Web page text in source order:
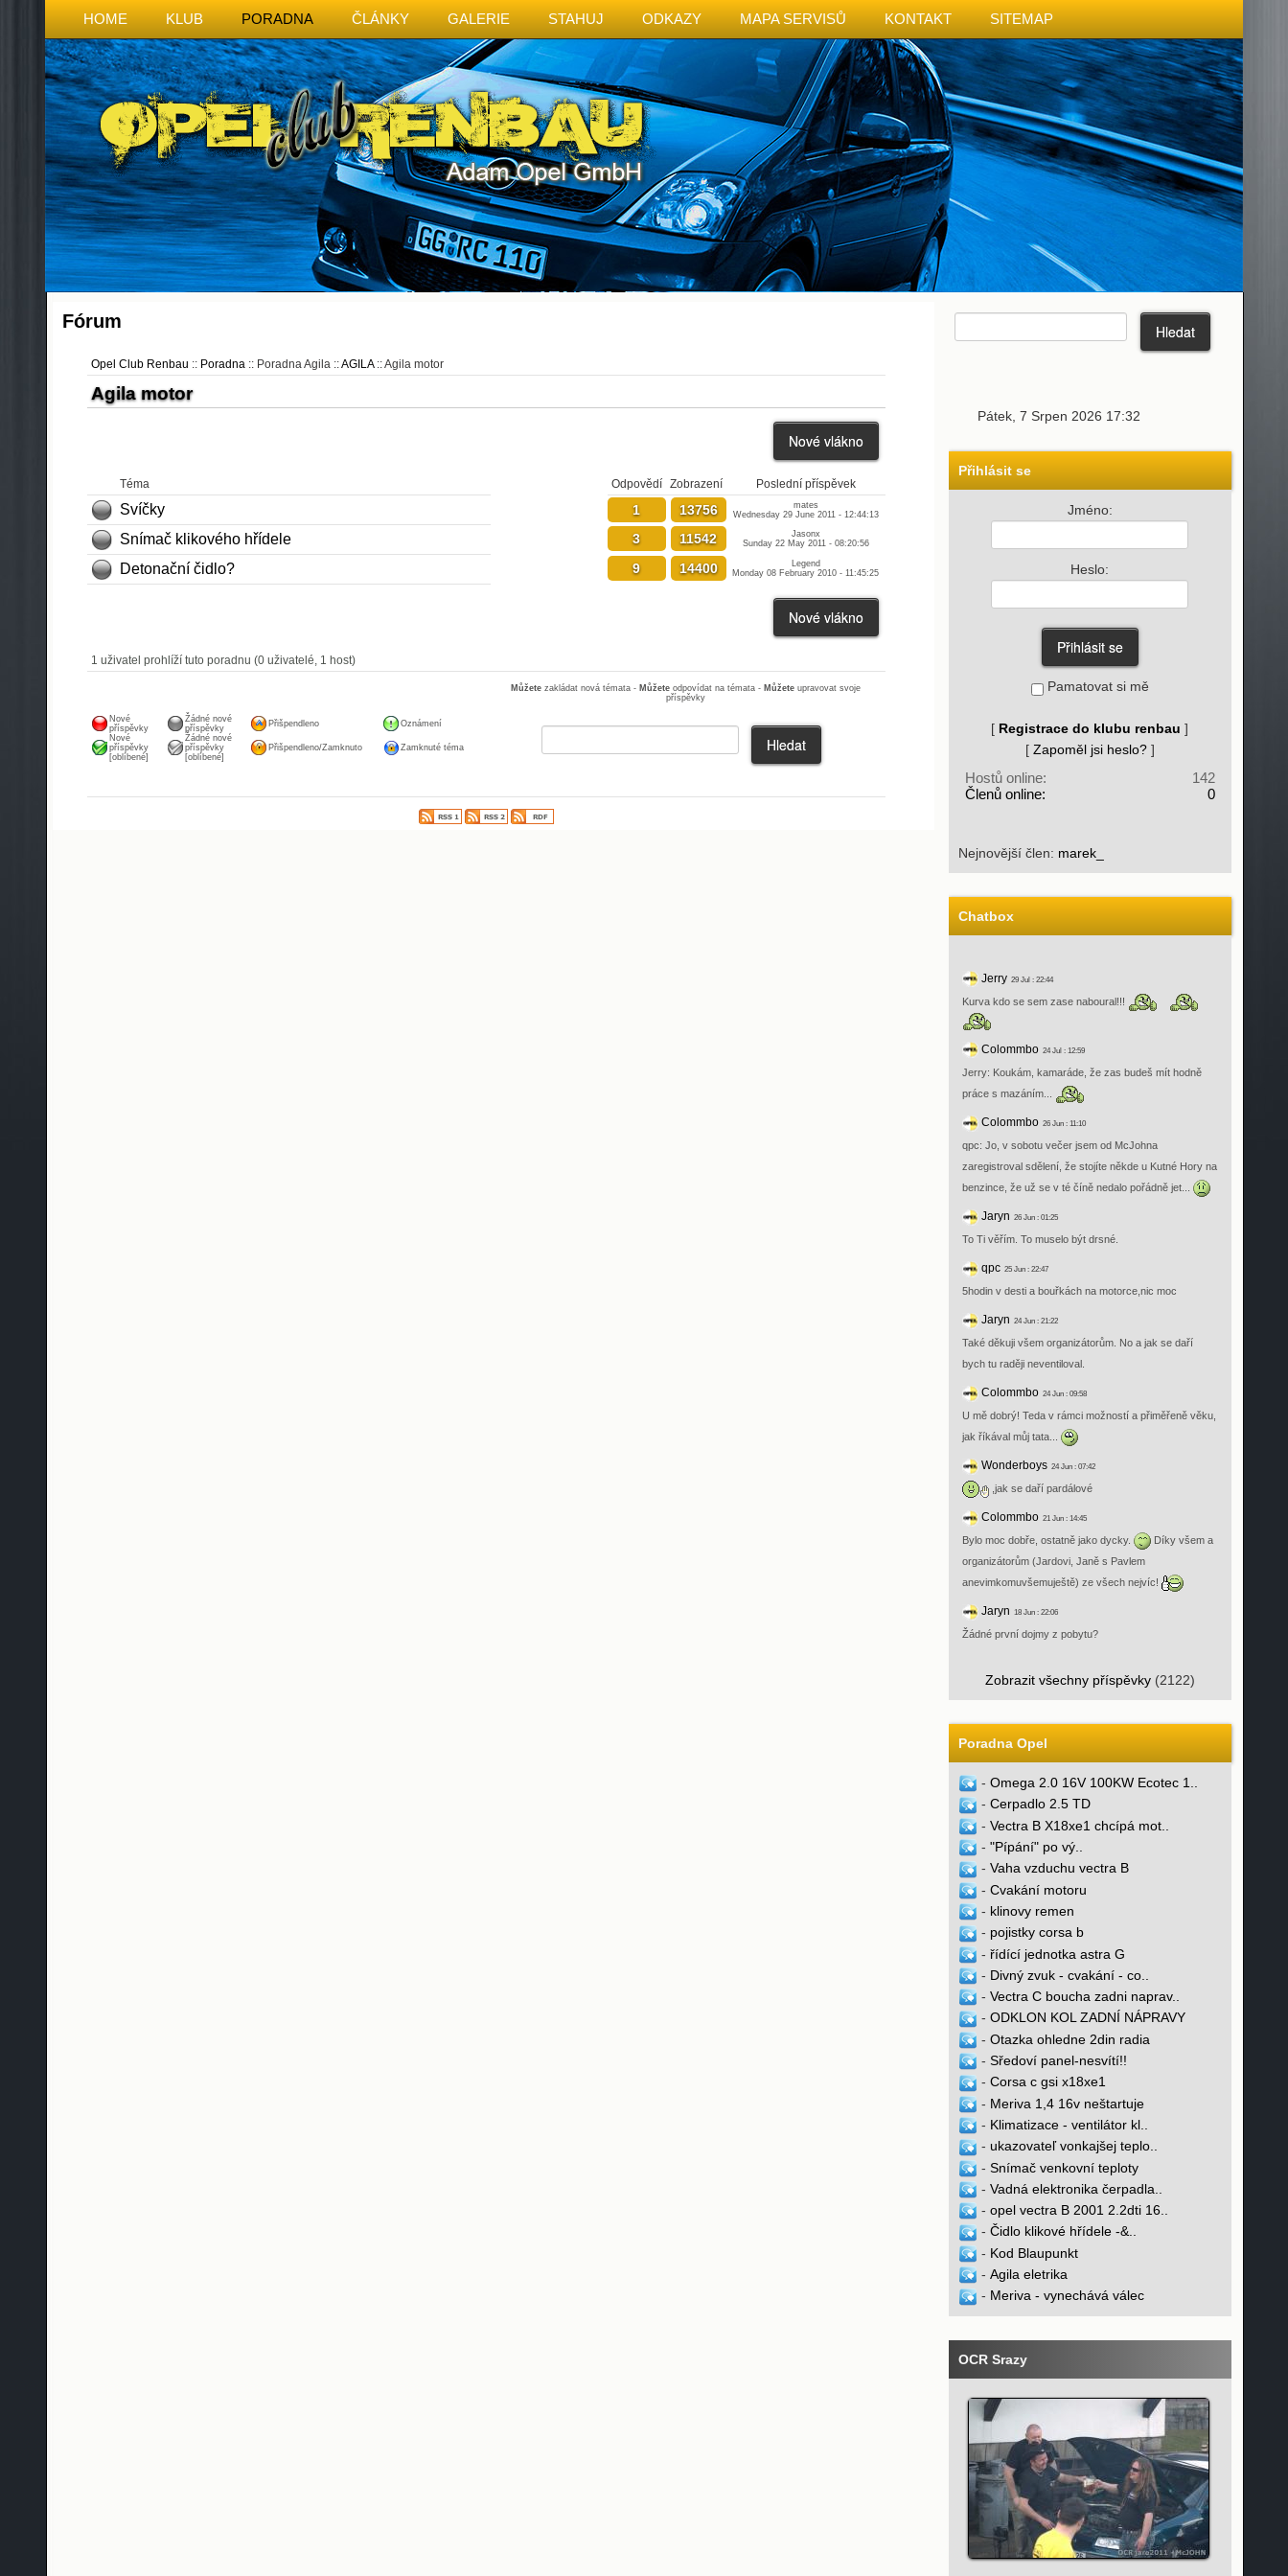
HOME KLUB PORADNA ČLÁNKY GALERIE STAHUJ ODKAZY MAPA SERVISŮ KONTAKT SITEMAP
Fórum
Opel Club Renbau :: Poradna:: Poradna Agila ::AGILA:: Agila motor
Agila motor
Téma Odpovědí Zobrazení Poslední příspěvek
Svíčky 1 13756
mates
Wednesday 29 June 2011 - 12:44:13
Snímač klikového hřídele 3 11542
Jasonx
Sunday 22 May 2011 - 08:20:56
Detonační čidlo? 9 14400
Legend
Monday 08 February 2010 - 11:45:25
1 uživatel prohlíží tuto poradnu (0 uživatelé, 1 host)
Nové
příspěvky
Žádné nové
příspěvky
Přišpendleno
Oznámení
Nové
příspěvky
[oblíbené]
Žádné nové
příspěvky
[oblíbené]
Přišpendleno/Zamknuto Zamknuté téma
Můžete zakládat nová témata - Můžete odpovídat na témata - Můžete upravovat svoje
příspěvky
Pátek, 7 Srpen 2026 17:32
Přihlásit se
Jméno:
Heslo:
Pamatovat si mě
[ Registrace do klubu renbau ]
[ Zapoměl jsi heslo?]
Hostů online:
142
Členů online:
0
Nejnovější člen: marek_
Chatbox
Jerry29 Jul : 22:44
Kurva kdo se sem zase naboural!!!
Colommbo24 Jul : 12:59
Jerry: Koukám, kamaráde, že zas budeš mít hodně
práce s mazáním...
Colommbo26 Jun : 11:10
qpc: Jo, v sobotu večer jsem od McJohna
zaregistroval sdělení, že stojíte někde u Kutné Hory na
benzince, že už se v té číně nedalo pořádně jet...
Jaryn 26 Jun : 01:25
To Ti věřím. To muselo být drsné.
qpc25 Jun : 22:47
5hodin v desti a bouřkách na motorce,nic moc
Jaryn 24 Jun : 21:22
Také děkuji všem organizátorům. No a jak se daří
bych tu raději neventiloval.
Colommbo24 Jun : 09:58
U mě dobrý! Teda v rámci možností a přiměřeně věku,
jak říkával můj tata...
Wonderboys24 Jun : 07:42
,jak se daří pardálové
Colommbo21 Jun : 14:45
Bylo moc dobře, ostatně jako dycky.
Díky všem a
organizátorům (Jardovi, Janě s Pavlem
anevimkomuvšemuještě) ze všech nejvíc!
Jaryn 18 Jun : 22:06
Žádné první dojmy z pobytu?
Zobrazit všechny příspěvky(2122)
Poradna Opel
- Omega 2.0 16V 100KW Ecotec 1..
- Cerpadlo 2.5 TD
- Vectra B X18xe1 chcípá mot..
- "Pípání" po vý..
- Vaha vzduchu vectra B
- Cvakání motoru
- klinovy remen
- pojistky corsa b
- řídící jednotka astra G
- Divný zvuk - cvakání - co..
- Vectra C boucha zadni naprav..
- ODKLON KOL ZADNÍ NÁPRAVY
- Otazka ohledne 2din radia
- Sředoví panel-nesvítí!!
- Corsa c gsi x18xe1
- Meriva 1,4 16v neštartuje
- Klimatizace - ventilátor kl..
- ukazovateľ vonkajšej teplo..
- Snímač venkovní teploty
- Vadná elektronika čerpadla..
- opel vectra B 2001 2.2dti 16..
- Čidlo klikové hřídele -&..
- Kod Blaupunkt
- Agila eletrika
- Meriva - vynechává válec
OCR Srazy